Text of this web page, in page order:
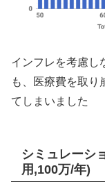
インフレを考慮し
も、医療費を取り
てしまいました
シミュレーシ
用,100万/年)